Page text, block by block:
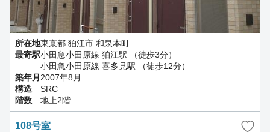
所在地東京都 狛江市 和泉本町
最寄駅小田急小田原線 狛江駅 （徒歩3分）
小田急小田原線 喜多見駅 （徒歩12分）
築年月 2007年8月
構造
SRC
階数
地上2階
108号室